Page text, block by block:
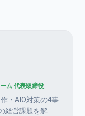
ム 代表取締役
・AIO対策の4事
経営課題を解